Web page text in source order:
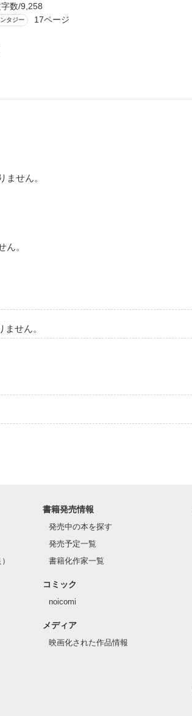
数/9,258
タジー 17ページ
ません。
ん。
せん。
書籍発売情報
発売中の本を探す
発売予定一覧
書籍化作家一覧
コミック
noicomi
メディア
映画化された作品情報